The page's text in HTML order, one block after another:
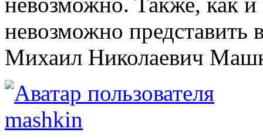
невозможно представить
Михаил Николаевич
mashkin